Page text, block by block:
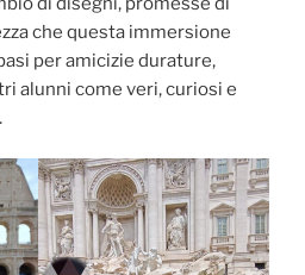
che questa immersione
per amicizie durature,
alunni come veri, curiosi e